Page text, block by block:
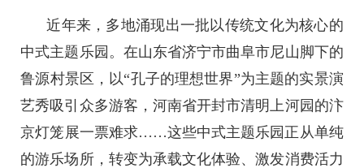
近年来，多地涌现出一批以传统文化为核心的
中式主题乐园。在山东省济宁市曲阜市尼山脚下的
鲁源村景区，以“孔子的理想世界”为主题的实景演
艺秀吸引众多游客，河南省开封市清明上河园的汴
京灯笼展一票难求……这些中式主题乐园正从单纯
的游乐场所，转变为承载文化体验、激发消费活力